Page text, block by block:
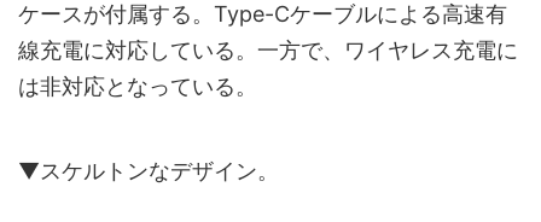
ケースが付属する。Type-Cケーブルによる高速有
線充電に対応している。一方で、ワイヤレス充電に
は非対応となっている。
▼スケルトンなデザイン。